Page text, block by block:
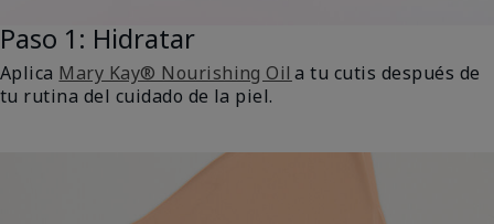
Paso 1: Hidratar
Aplica Mary Kay® Nourishing Oil a tu cutis después de
tu rutina del cuidado de la piel.